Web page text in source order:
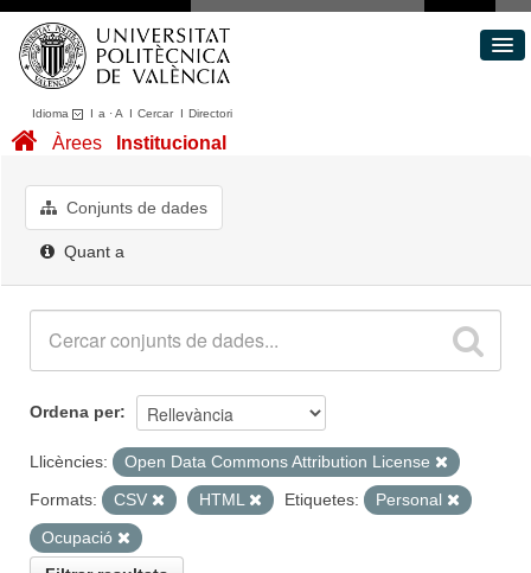
Idioma I a ·A I CercarI Directori
Conjunts de dades
Quant a
Àrees Institucional
Conjunts de dades
Quant a
Ordena per
Llicències:
Open Data Commons Attribution License
Formats:
CSV HTML Etiquetes:
Personal
Ocupació